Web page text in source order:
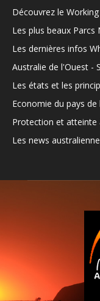
Découvrez le
Les plus beaux Parcs
Les dernières infos
Australie de l'Ouest -
Les états et les
Economie du pays de
Protection et atteinte
Les news